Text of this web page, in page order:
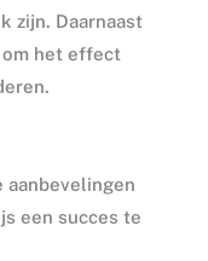
zijn. Daarnaast
het effect
aanbevelingen
een succes te